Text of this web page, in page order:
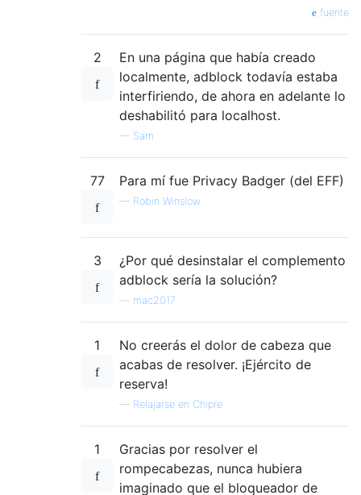
fuente
2
En una página que había creado
localmente, adblock todavía estaba
interfiriendo, de ahora en adelante lo
deshabilitó para localhost.
— Sam
77 Para mí fue Privacy Badger (del EFF)
— Robin Winslow
3
¿Por qué desinstalar el complemento
adblock sería la solución?
mac2017
1
No creerás el dolor de cabeza que
acabas de resolver. ¡Ejército de
reserva!
— Relajarse en Chipre
1
Gracias por resolver el
rompecabezas, nunca hubiera
imaginado que el bloqueador de